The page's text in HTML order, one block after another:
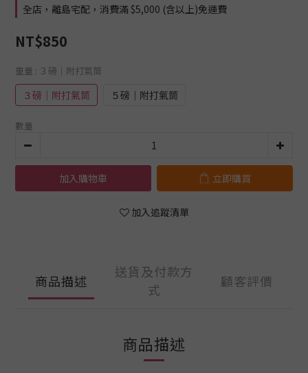
全店，離島宅配，消費滿 $5,000 (含以上)免運費
NT$850
重量 : ３磅│附打氣筒
３磅│附打氣筒 ５磅│附打氣筒
數量
加入購物車 立即購買
加入追蹤清單
商品描述
送貨及付款方
式
顧客評價
商品描述